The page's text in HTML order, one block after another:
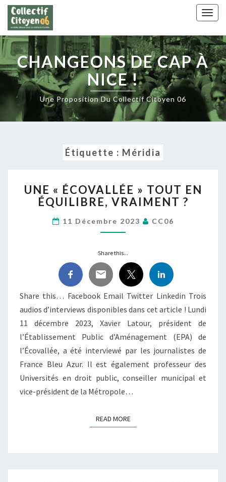
Skip
content
CHANGEONS DE CAP À
NICE !
Une Proposition Du Collectif Citoyen 06
Étiquette : Méridia
« ÉCOVALLÉE »
TOUT
ÉQUILIBRE,
VRAIMENT
UNE « ÉCOVALLÉE » TOUT EN
ÉQUILIBRE, VRAIMENT ?
11 Décembre 2023 CC06
Share this...
Share this… Facebook Email Twitter Linkedin Trois
audios d’interviews disponibles dans cet article ! Lundi
11 décembre 2023, Xavier Latour, président de
l’Établissement Public d’Aménagement (EPA) de
l’Écovallée, a été interviewé par les journalistes de
France Bleu Azur. Il est également professeur des
Universités en droit public, conseiller municipal et
vice-président de la Métropole…
READ MOREREAD MORE